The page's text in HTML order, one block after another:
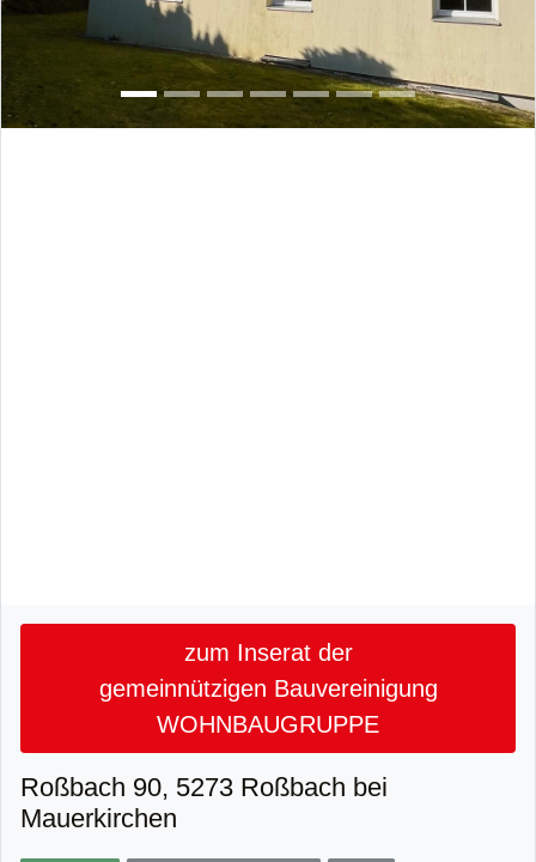
zum Inserat der
gemeinnützigen Bauvereinigung
WOHNBAUGRUPPE
Roßbach 90, 5273 Roßbach bei
Mauerkirchen